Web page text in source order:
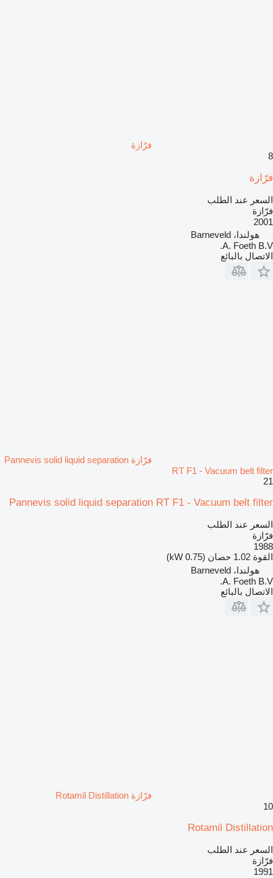
فرّازة
8
فرّازة
السعر عند الطلب
فرّازة
2001
هولندا، Barneveld
A. Foeth B.V.
الاتصال بالبائع
فرّازة Pannevis solid liquid separation
RT F1 - Vacuum belt filter
21
Pannevis solid liquid separation RT F1 - Vacuum belt filter
السعر عند الطلب
فرّازة
1988
القوة 1.02 حصان (0.75 kW)
هولندا، Barneveld
A. Foeth B.V.
الاتصال بالبائع
فرّازة Rotamil Distillation
10
Rotamil Distillation
السعر عند الطلب
فرّازة
1991